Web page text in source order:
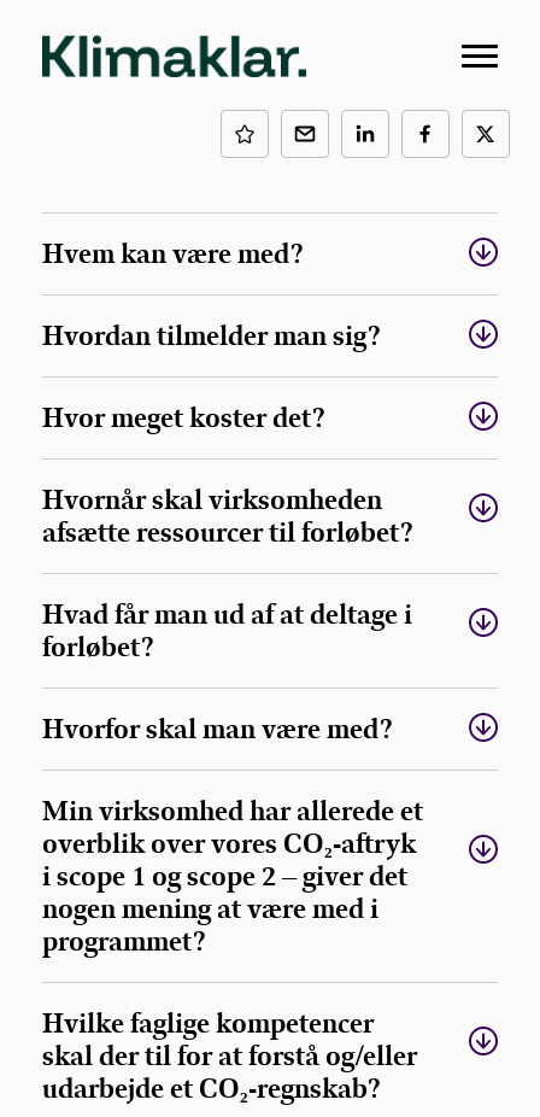
FAQ
Få svar på nogle af de mest stillede spørgsmål
Hvem kan være med?
Hvordan tilmelder man sig?
Hvor meget koster det?
Hvornår skal virksomheden
afsætte ressourcer til forløbet?
Hvad får man ud af at deltage i
forløbet?
Hvorfor skal man være med?
Min virksomhed har allerede et
overblik over vores CO₂-aftryk
i scope 1 og scope 2 – giver det
nogen mening at være med i
programmet?
Hvilke faglige kompetencer
skal der til for at forstå og/eller
udarbejde et CO₂-regnskab?